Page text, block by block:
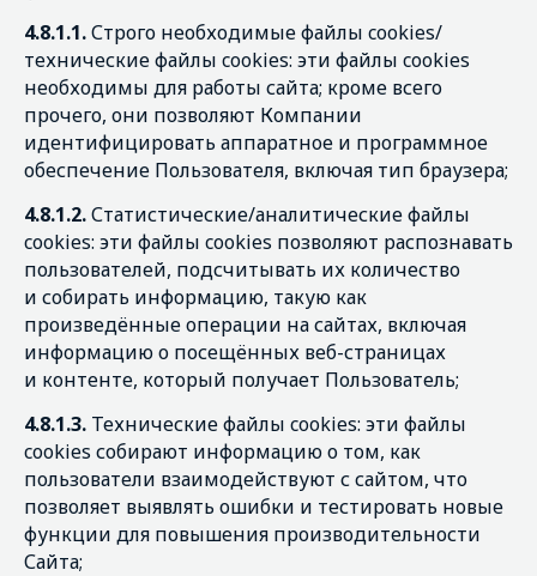
4.8.1.1.Строго необходимые файлы cookies/
технические файлы cookies: эти файлы cookies
необходимы для работы сайта; кроме всего
прочего, они позволяют Компании
идентифицировать аппаратное и программное
обеспечение Пользователя, включая тип браузера;
4.8.1.2.Статистические/аналитические файлы
cookies: эти файлы cookies позволяют распознавать
пользователей, подсчитывать их количество
и собирать информацию, такую как
произведённые операции на сайтах, включая
информацию о посещённых веб-страницах
и контенте, который получает Пользователь;
4.8.1.3. Технические файлы cookies: эти файлы
cookies собирают информацию о том, как
пользователи взаимодействуют с сайтом, что
позволяет выявлять ошибки и тестировать новые
функции для повышения производительности
Сайта;